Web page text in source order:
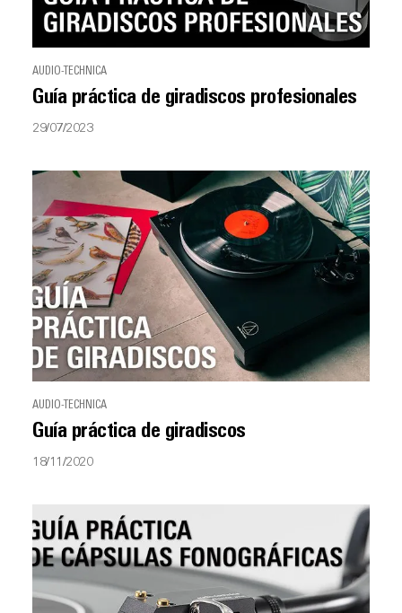
AUDIO-TECHNICA
Guía práctica de giradiscos profesionales
29/07/2023
AUDIO-TECHNICA
Guía práctica de giradiscos
18/11/2020